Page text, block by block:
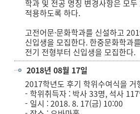
학과 및 전공 명칭 변경사항은 모
적용하도록 하다.
고전어문·문화학과를 신설하고
신입생을 모집한다. 한중문화학과
전기 전형부터 신입생을 모집한다.
2018년 08월 17일
2017학년도 후기 학위수여식을 거
- 학위취득자 : 박사 33명, 석사
- 일시 : 2018. 8. 17(금) 10:00